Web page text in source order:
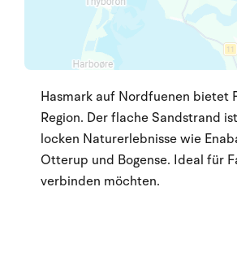
Hasmark auf Nordfuenen bietet
Region. Der flache Sandstrand
locken Naturerlebnisse wie
Otterup und Bogense. Ideal für
verbinden möchten.